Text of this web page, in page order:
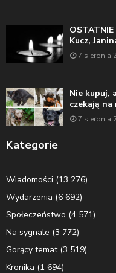
Kucz,
7 sierpnia
Nie kupuj,
czekają
7 sierpnia
Kategorie
Wiadomości (13 276)
Wydarzenia (6 692)
Społeczeństwo (4 571)
Na sygnale (3 772)
Gorący temat(3 519)
Kronika (1 694)